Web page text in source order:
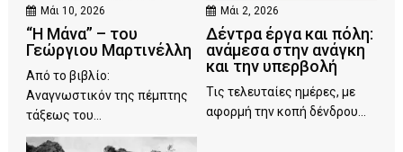
Μάι 10, 2026
“Η Μάνα” – του
Γεώργιου Μαρτινέλλη
Από το βιβλίο:
Αναγνωστικόν της πέμπτης
τάξεως του...
Μάι 2, 2026
Δέντρα έργα και πόλη:
ανάμεσα στην ανάγκη
και την υπερβολή
Τις τελευταίες ημέρες, με
αφορμή την κοπή δένδρου...